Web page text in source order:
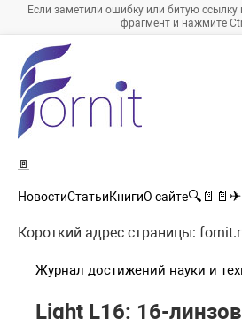
Если заметили ошибку или битую ссылку
фрагмент и нажмите
🚪
НовостиСтатьиКнигиО сайте🔍 📄 📄 ✈
Короткий адрес страницы:
Журнал достижений науки и
Light L16: 16-